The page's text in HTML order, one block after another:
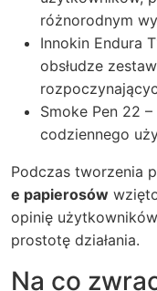
różnorodnym
Innokin Endura
obsłudze
Smoke Pen 22
codziennego
Podczas tworzenia
e papierosów
opinię
prostotę działania.
Na co